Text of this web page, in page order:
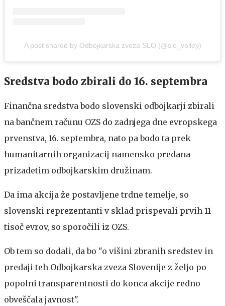
A post shared by Odbojkarska zveza SLO (@slo_volley)
Sredstva bodo zbirali do 16. septembra
Finančna sredstva bodo slovenski odbojkarji zbirali
na bančnem računu OZS do zadnjega dne evropskega
prvenstva, 16. septembra, nato pa bodo ta prek
humanitarnih organizacij namensko predana
prizadetim odbojkarskim družinam.
Da ima akcija že postavljene trdne temelje, so
slovenski reprezentanti v sklad prispevali prvih 11
tisoč evrov, so sporočili iz OZS.
Ob tem so dodali, da bo "o višini zbranih sredstev in
predaji teh Odbojkarska zveza Slovenije z željo po
popolni transparentnosti do konca akcije redno
obveščala javnost".